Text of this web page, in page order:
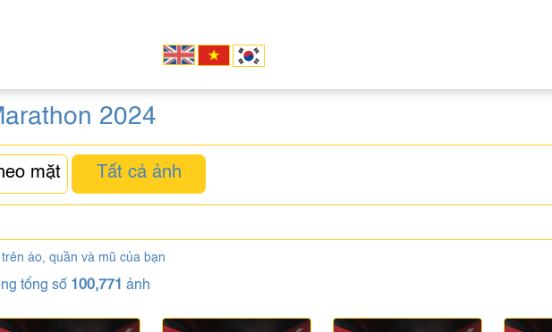
2024
mặt Tất cả ảnh
áo, quần và mũ của bạn
tổng số 100,771 ảnh